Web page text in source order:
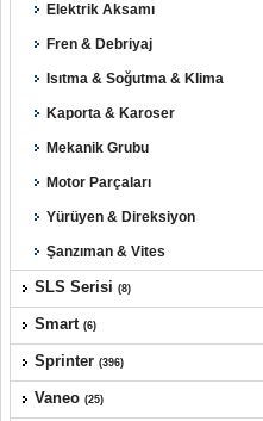
Elektrik Aksamı
Fren & Debriyaj
Isıtma & Soğutma & Klima
Kaporta & Karoser
Mekanik Grubu
Motor Parçaları
Yürüyen & Direksiyon
Şanzıman & Vites
SLS Serisi (8)
Smart (6)
Sprinter (396)
Vaneo (25)